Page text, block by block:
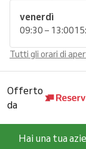
venerdì
09:30 – 13:00
Tutti gli orari di
Offerto
da
Hai una tua